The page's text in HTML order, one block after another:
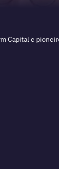
Capital e